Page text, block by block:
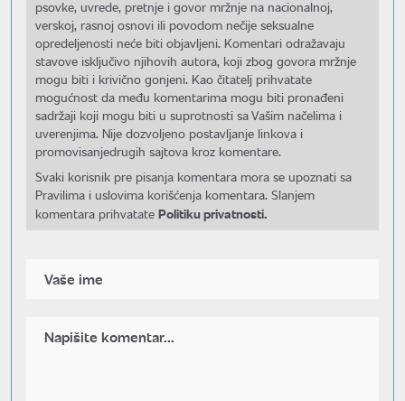
psovke, uvrede, pretnje i govor mržnje na nacionalnoj,
verskoj, rasnoj osnovi ili povodom nečije seksualne
opredeljenosti neće biti objavljeni. Komentari odražavaju
stavove isključivo njihovih autora, koji zbog govora mržnje
mogu biti i krivično gonjeni. Kao čitatelj prihvatate
mogućnost da među komentarima mogu biti pronađeni
sadržaji koji mogu biti u suprotnosti sa Vašim načelima i
uverenjima. Nije dozvoljeno postavljanje linkova i
promovisanjedrugih sajtova kroz komentare.
Svaki korisnik pre pisanja komentara mora se upoznati sa
Pravilima i uslovima korišćenja komentara. Slanjem
komentara prihvatate Politiku privatnosti.